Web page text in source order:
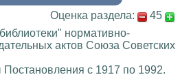
Оценка раздела:
45
нормативно-
актов Союза Советских
Постановления с 1917 по 1992.